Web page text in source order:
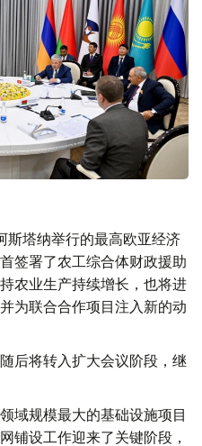
斯塔纳举行的最高欧亚经济
签署了农工综合体财政援助
农业生产持续增长，也将进
为联合合作项目注入新的动
后将转入扩大会议阶段，继
域规模最大的基础设施项目
设工作迎来了关键阶段，